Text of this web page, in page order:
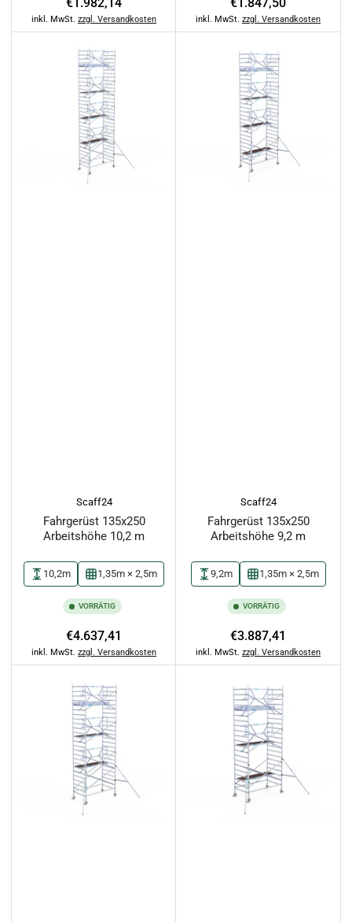
Preis
inkl. MwSt. zzgl. Versandkosten
Preis
inkl. MwSt. zzgl. Versandkosten
Scaff24
Fahrgerüst 135x250
Arbeitshöhe 10,2 m
10,2m 1,35m × 2,5m
VORRÄTIG
Normaler
Preis
€4.637,41
inkl. MwSt. zzgl. Versandkosten
Scaff24
Fahrgerüst 135x250
Arbeitshöhe 9,2 m
9,2m 1,35m × 2,5m
VORRÄTIG
Normaler
Preis
€3.887,41
inkl. MwSt. zzgl. Versandkosten